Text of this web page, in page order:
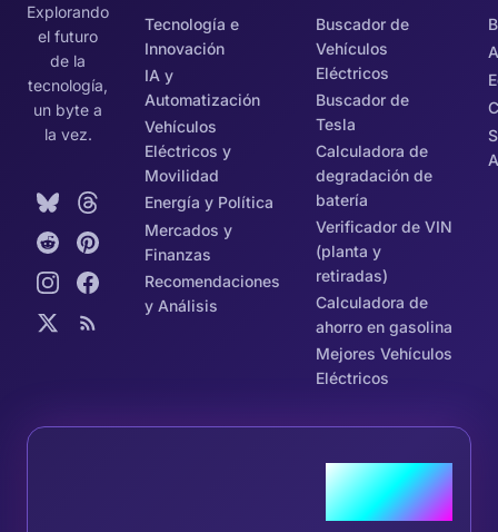
Explorando
el futuro
de la
tecnología,
un byte a
la vez.
Tecnología e
Innovación
IA y
Automatización
Vehículos
Eléctricos y
Movilidad
Energía y Política
Mercados y
Finanzas
Recomendaciones
y Análisis
Buscador de
Vehículos
Eléctricos
Buscador de
Tesla
Calculadora de
degradación de
batería
Verificador de VIN
(planta y
retiradas)
Calculadora de
ahorro en gasolina
Mejores Vehículos
Eléctricos
Únete a la
Tribu